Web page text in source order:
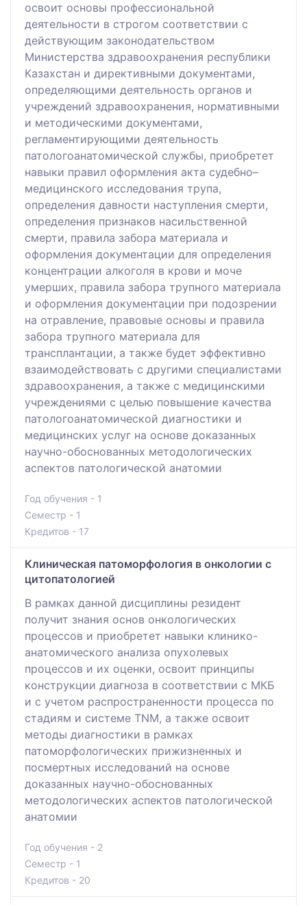
освоит основы профессиональной
деятельности в строгом соответствии с
действующим законодательством
Министерства здравоохранения республики
Казахстан и директивными документами,
определяющими деятельность органов и
учреждений здравоохранения, нормативными
и методическими документами,
регламентирующими деятельность
патологоанатомической службы, приобретет
навыки правил оформления акта судебно–
медицинского исследования трупа,
определения давности наступления смерти,
определения признаков насильственной
смерти, правила забора материала и
оформления документации для определения
концентрации алкоголя в крови и моче
умерших, правила забора трупного материала
и оформления документации при подозрении
на отравление, правовые основы и правила
забора трупного материала для
трансплантации, а также будет эффективно
взаимодействовать с другими специалистами
здравоохранения, а также с медицинскими
учреждениями с целью повышение качества
патологоанатомической диагностики и
медицинских услуг на основе доказанных
научно-обоснованных методологических
аспектов патологической анатомии
Год обучения - 1
Семестр - 1
Кредитов - 17
Клиническая патоморфология в онкологии с
цитопатологией
В рамках данной дисциплины резидент
получит знания основ онкологических
процессов и приобретет навыки клинико-
анатомического анализа опухолевых
процессов и их оценки, освоит принципы
конструкции диагноза в соответствии с МКБ
и с учетом распространенности процесса по
стадиям и системе TNM, а также освоит
методы диагностики в рамках
патоморфологических прижизненных и
посмертных исследований на основе
доказанных научно-обоснованных
методологических аспектов патологической
анатомии
Год обучения - 2
Семестр - 1
Кредитов - 20